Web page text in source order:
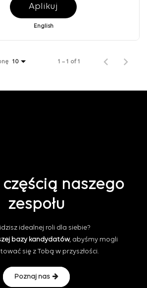
Aplikuj
English
10 1 – 1 of 1
naszego
zespołu
idealnej roli dla siebie?
bazy kandydatów, abyśmy mogli
się z Tobą w przyszłości.
Poznaj nas